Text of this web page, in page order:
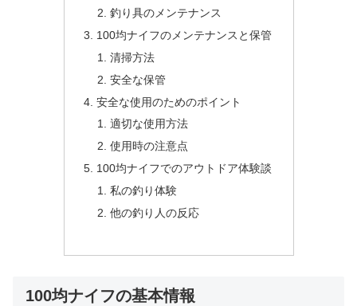
釣り具のメンテナンス
100均ナイフのメンテナンスと保管
清掃方法
安全な保管
安全な使用のためのポイント
適切な使用方法
使用時の注意点
100均ナイフでのアウトドア体験談
私の釣り体験
他の釣り人の反応
100均ナイフの基本情報